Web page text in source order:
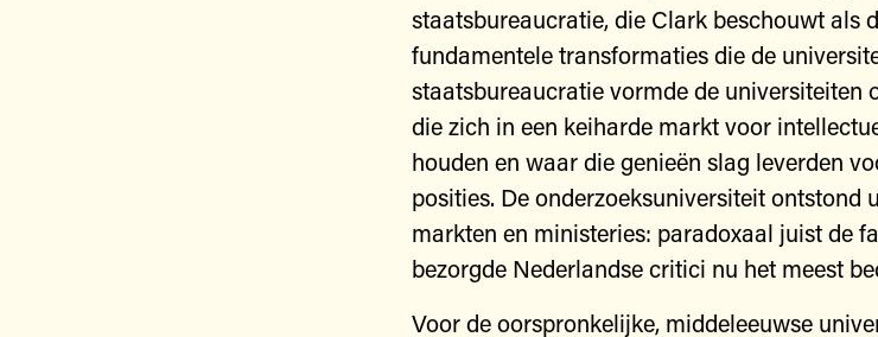
staatsbureaucratie, die Clark beschouwt als
fundamentele transformaties die de
staatsbureaucratie vormde de universiteiten
die zich in een keiharde markt voor
houden en waar die genieën slag leverden
posities. De onderzoeksuniversiteit ontstond
markten en ministeries: paradoxaal juist de
bezorgde Nederlandse critici nu het meest
Voor de oorspronkelijke, middeleeuwse